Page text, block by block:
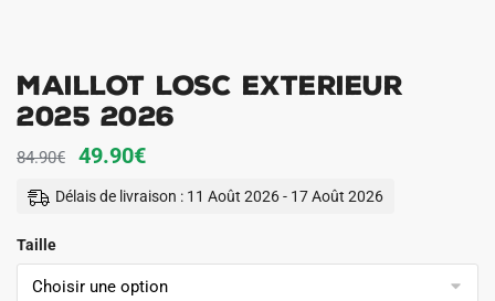
Maillot LOSC Exterieur
2025 2026
84.90€
Le
prix
84.90€.
49.90€Le
prix
49.90€.
Délais de livraison : 11 Août 2026 - 17 Août 2026
Taille